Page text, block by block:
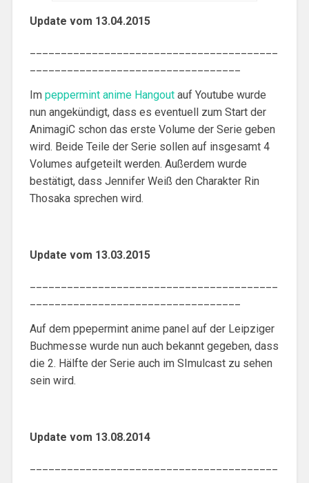
Update vom 13.04.2015
Im peppermint anime Hangoutauf Youtube wurde
nun angekündigt, dass es eventuell zum Start der
AnimagiC schon das erste Volume der Serie geben
wird. Beide Teile der Serie sollen auf insgesamt 4
Volumes aufgeteilt werden. Außerdem wurde
bestätigt, dass Jennifer Weiß den Charakter Rin
Thosaka sprechen wird.
Update vom 13.03.2015
Auf dem ppepermint anime panel auf der Leipziger
Buchmesse wurde nun auch bekannt gegeben, dass
die 2. Hälfte der Serie auch im SImulcast zu sehen
sein wird.
Update vom 13.08.2014